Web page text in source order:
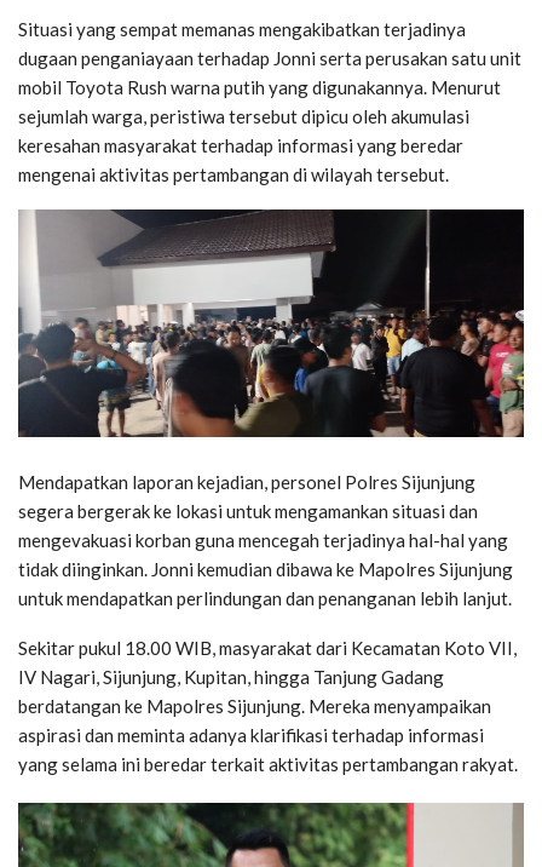
Situasi yang sempat memanas mengakibatkan terjadinya
dugaan penganiayaan terhadap Jonni serta perusakan satu unit
mobil Toyota Rush warna putih yang digunakannya. Menurut
sejumlah warga, peristiwa tersebut dipicu oleh akumulasi
keresahan masyarakat terhadap informasi yang beredar
mengenai aktivitas pertambangan di wilayah tersebut.
Mendapatkan laporan kejadian, personel Polres Sijunjung
segera bergerak ke lokasi untuk mengamankan situasi dan
mengevakuasi korban guna mencegah terjadinya hal-hal yang
tidak diinginkan. Jonni kemudian dibawa ke Mapolres Sijunjung
untuk mendapatkan perlindungan dan penanganan lebih lanjut.
Sekitar pukul 18.00 WIB, masyarakat dari Kecamatan Koto VII,
IV Nagari, Sijunjung, Kupitan, hingga Tanjung Gadang
berdatangan ke Mapolres Sijunjung. Mereka menyampaikan
aspirasi dan meminta adanya klarifikasi terhadap informasi
yang selama ini beredar terkait aktivitas pertambangan rakyat.